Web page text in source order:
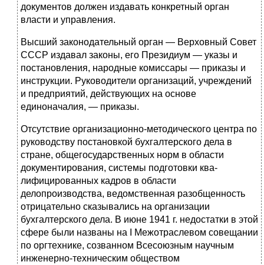
документов дол­жен издавать конкретный орган
власти и управления.
Высший законодательный орган — Верховный Совет
СССР издавал законы, его Президиум — указы и
постановления, на­родные комиссары — приказы и
инструкции. Руководители орга­низаций, учреждений
и предприятий, действующих на основе
единоначалия, — приказы.
Отсутствие организационно-методического центра по
руковод­ству постановкой бухгалтерского дела в
стране, общегосударствен­ных норм в области
документирования, системы подготовки ква­
лифицированных кадров в области
делопроизводства, ведомствен­ная разобщенность
отрицательно сказывались на организации
бухгалтерского дела. В июне 1941 г. недостатки в этой
сфере были названы на I Межотраслевом совещании
по оргтехнике, созванном Всесоюзным научным
инженерно-техническим об­ществом